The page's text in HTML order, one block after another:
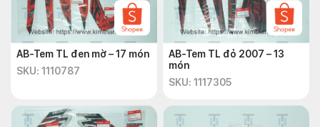
AB-Tem TL đen mờ – 17 món
SKU: 1110787
AB-Tem TL đỏ 2007 – 13
món
SKU: 1117305